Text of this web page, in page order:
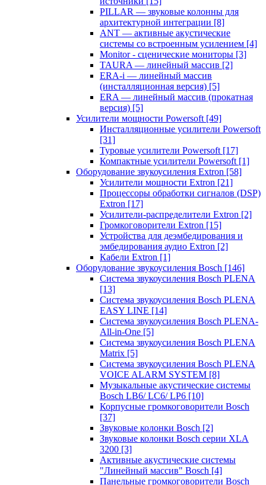
PILLAR — звуковые колонны для
архитектурной интеграции [8]
ANT — активные акустические
системы со встроенным усилением [4]
Monitor - сценические мониторы [3]
TAURA — линейный массив [2]
ERA-i — линейный массив
(инсталляционная версия) [5]
ERA — линейный массив (прокатная
версия) [5]
Усилители мощности Powersoft [49]
Инсталляционные усилители Powersoft
[31]
Туровые усилители Powersoft [17]
Компактные усилители Powersoft [1]
Оборудование звукоусиления Extron [58]
Усилители мощности Extron [21]
Процессоры обработки сигналов (DSP)
Extron [17]
Усилители-распределители Extron [2]
Громкоговорители Extron [15]
Устройства для деэмбедирования и
эмбедирования аудио Extron [2]
Кабели Extron [1]
Оборудование звукоусиления Bosch [146]
Система звукоусиления Bosch PLENA
[13]
Система звукоусиления Bosch PLENA
EASY LINE [14]
Система звукоусиления Bosch PLENA-
All-in-One [5]
Система звукоусиления Bosch PLENA
Matrix [5]
Система звукоусиления Bosch PLENA
VOICE ALARM SYSTEM [8]
Музыкальные акустические системы
Bosch LB6/ LC6/ LP6 [10]
Корпусные громкоговорители Bosch
[37]
Звуковые колонки Bosch [2]
Звуковые колонки Bosch серии XLA
3200 [3]
Активные акустические системы
"Линейный массив" Bosch [4]
Панельные громкоговорители Bosch